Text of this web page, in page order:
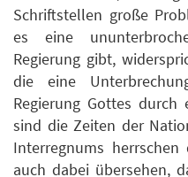
Schriftstellen große
es eine
Regierung gibt,
die eine
Regierung Gottes
sind die Zeiten der
Interregnums herrschen
auch dabei übersehen,